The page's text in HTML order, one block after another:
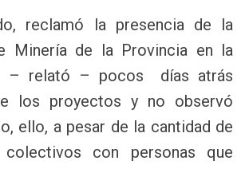
reclamó la presencia de la
Minería de la Provincia en la
– relató – pocos días atrás
los proyectos y no observó
ello, a pesar de la cantidad de
con personas que